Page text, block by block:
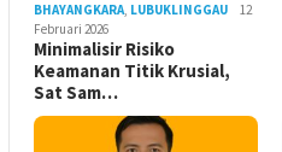
BHAYANGKARA, LUBUKLINGGAU
12
Februari 2026
Minimalisir Risiko
Keamanan Titik Krusial,
Sat Sam…